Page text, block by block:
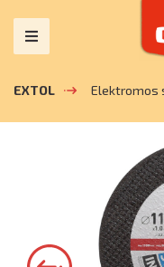
EXTOL Elektromos